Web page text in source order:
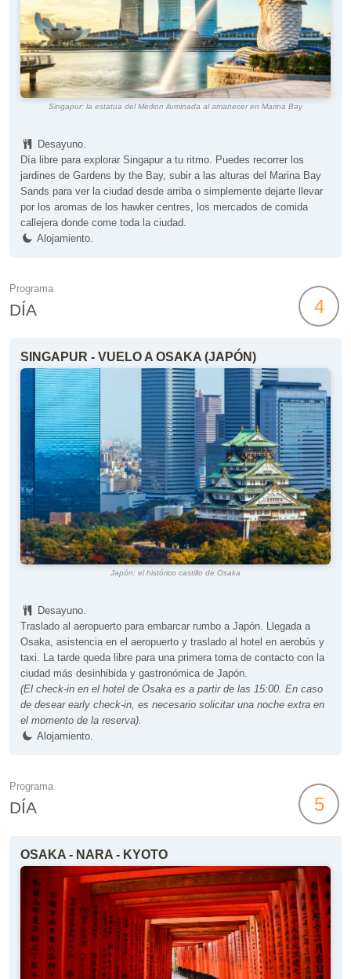
Singapur: la estatua del Merlion iluminada al amanecer en Marina Bay
Desayuno.
Día libre para explorar Singapur a tu ritmo. Puedes recorrer los
jardines de Gardens by the Bay, subir a las alturas del Marina Bay
Sands para ver la ciudad desde arriba o simplemente dejarte llevar
por los aromas de los hawker centres, los mercados de comida
callejera donde come toda la ciudad.
Alojamiento.
Programa
DÍA 4
SINGAPUR - VUELO A OSAKA (JAPÓN)
Japón: el histórico castillo de Osaka
Desayuno.
Traslado al aeropuerto para embarcar rumbo a Japón. Llegada a
Osaka, asistencia en el aeropuerto y traslado al hotel en aerobús y
taxi. La tarde queda libre para una primera toma de contacto con la
ciudad más desinhibida y gastronómica de Japón.
(El check-in en el hotel de Osaka es a partir de las 15:00. En caso
de desear early check-in, es necesario solicitar una noche extra en
el momento de la reserva).
Alojamiento.
Programa
DÍA 5
OSAKA - NARA - KYOTO